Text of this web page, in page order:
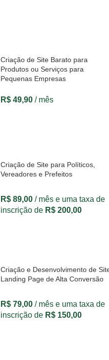
Criação de Site Barato para
Produtos ou Serviços para
Pequenas Empresas
R$ 49,90 / mês
Criação de Site para Políticos,
Vereadores e Prefeitos
R$ 89,00 / mês e uma taxa de
inscrição de R$ 200,00
Criação e Desenvolvimento de
Landing Page de Alta Conversão
R$ 79,00 / mês e uma taxa de
inscrição de R$ 150,00